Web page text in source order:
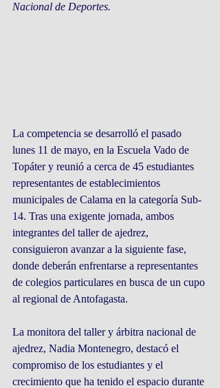
Nacional de Deportes.
La competencia se desarrolló el pasado
lunes 11 de mayo, en la Escuela Vado de
Topáter y reunió a cerca de 45 estudiantes
representantes de establecimientos
municipales de Calama en la categoría Sub-
14. Tras una exigente jornada, ambos
integrantes del taller de ajedrez,
consiguieron avanzar a la siguiente fase,
donde deberán enfrentarse a representantes
de colegios particulares en busca de un cupo
al regional de Antofagasta.
La monitora del taller y árbitra nacional de
ajedrez, Nadia Montenegro, destacó el
compromiso de los estudiantes y el
crecimiento que ha tenido el espacio durante